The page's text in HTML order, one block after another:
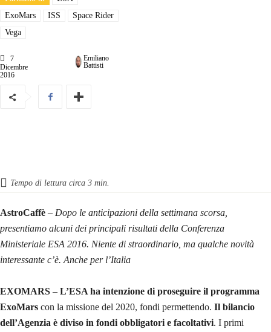
ExoMars
ISS
Space Rider
Vega
7
Dicembre
2016
Emiliano
Battisti
Tempo di lettura circa 3 min.
AstroCaffè – Dopo le anticipazioni della settimana scorsa,
presentiamo alcuni dei principali risultati della Conferenza
Ministeriale ESA 2016. Niente di straordinario, ma qualche novità
interessante c’è. Anche per l’Italia
EXOMARS – L’ESA ha intenzione di proseguire il programma
ExoMars con la missione del 2020, fondi permettendo. Il bilancio
dell’Agenzia è diviso in fondi obbligatori e facoltativi. I primi